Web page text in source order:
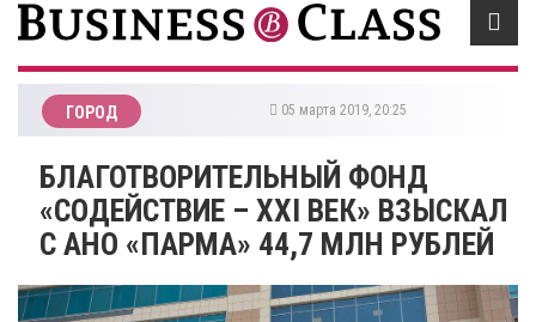
ГОРОД 05 марта 2019, 20:25
БЛАГОТВОРИТЕЛЬНЫЙ ФОНД
«СОДЕЙСТВИЕ – XXI ВЕК» ВЗЫСКАЛ
С АНО «ПАРМА» 44,7 МЛН РУБЛЕЙ